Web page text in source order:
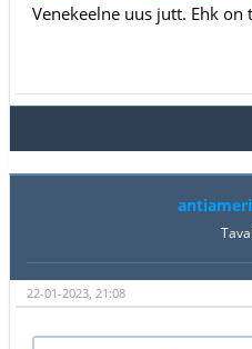
Venekeelne uus jutt. Ehk
22-01-2023, 21:08